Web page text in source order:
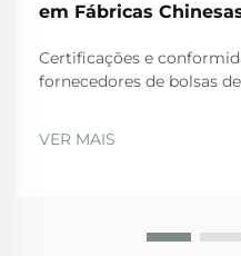
em Fábricas
Certificações e
fornecedores de bolsas
fornecedores, as
VER MAIS